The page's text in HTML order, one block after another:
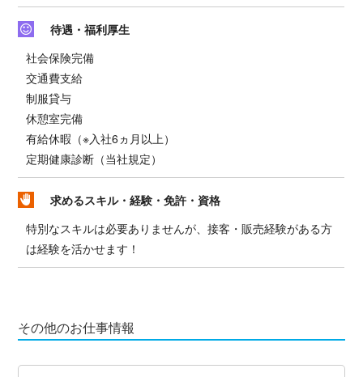
待遇・福利厚生
社会保険完備
交通費支給
制服貸与
休憩室完備
有給休暇（※入社6ヵ月以上）
定期健康診断（当社規定）
求めるスキル・経験・免許・資格
特別なスキルは必要ありませんが、接客・販売経験がある方
は経験を活かせます！
その他のお仕事情報